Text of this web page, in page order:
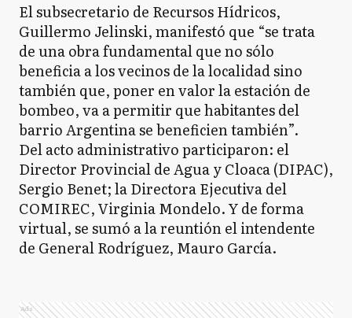
El subsecretario de Recursos Hídricos,
Guillermo Jelinski, manifestó que “se trata
de una obra fundamental que no sólo
beneficia a los vecinos de la localidad sino
también que, poner en valor la estación de
bombeo, va a permitir que habitantes del
barrio Argentina se beneficien también”.
Del acto administrativo participaron: el
Director Provincial de Agua y Cloaca (DIPAC),
Sergio Benet; la Directora Ejecutiva del
COMIREC, Virginia Mondelo. Y de forma
virtual, se sumó a la reuntión el intendente
de General Rodríguez, Mauro García.
Ads